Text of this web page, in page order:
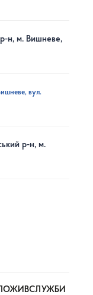
н, м. Вишневе,
вул.
р-н, м.